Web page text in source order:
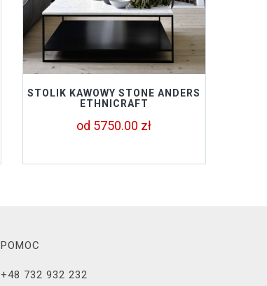
STOLIK KAWOWY STONE ANDERS
ETHNICRAFT
od 5750.00 zł
POMOC
+48 732 932 232